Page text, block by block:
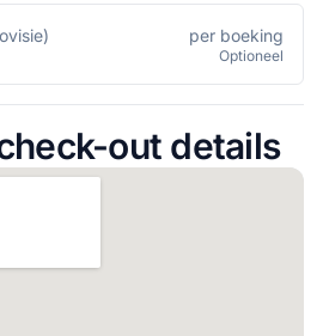
per boeking
Optioneel
out details